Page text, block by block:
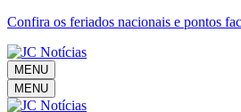
Confira os feriados nacionais e pontos
MENU
MENU